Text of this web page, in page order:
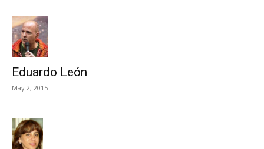
Eduardo León
May 2, 2015